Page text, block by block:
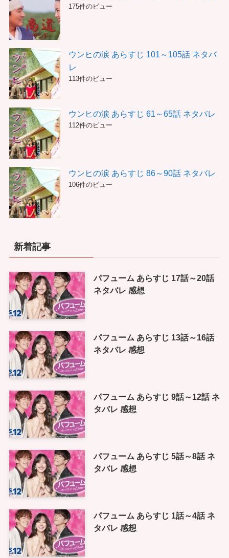
175件のビュー
ウンヒの涙 あらすじ 101～105話 ネタバ
レ
113件のビュー
ウンヒの涙 あらすじ 61～65話 ネタバレ
112件のビュー
ウンヒの涙 あらすじ 86～90話 ネタバレ
106件のビュー
新着記事
パフューム あらすじ 17話～20話
ネタバレ 感想
パフューム あらすじ 13話～16話
ネタバレ 感想
パフューム あらすじ 9話～12話 ネ
タバレ 感想
パフューム あらすじ 5話～8話 ネ
タバレ 感想
パフューム あらすじ 1話～4話 ネ
タバレ 感想